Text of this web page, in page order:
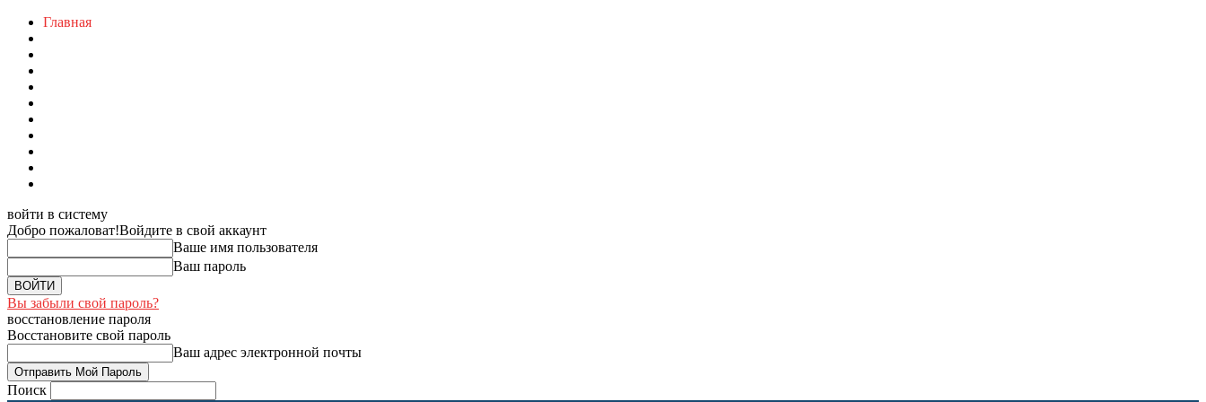
Главная
войти в систему
Добро пожаловат!Войдите в свой аккаунт
Ваше имя пользователя
Ваш пароль
Вы забыли свой пароль?
восстановление пароля
Восстановите свой пароль
Ваш адрес электронной почты
Поиск